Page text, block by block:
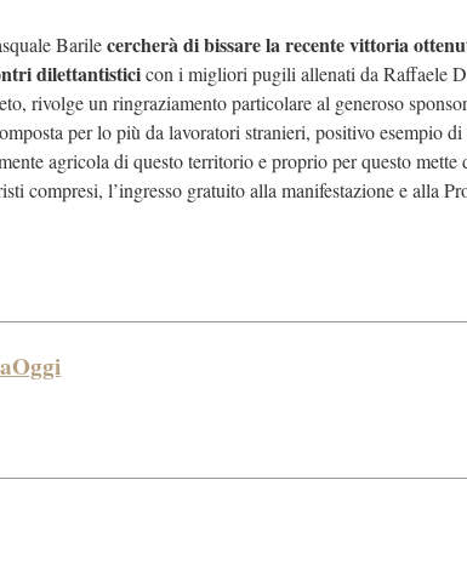
Barilecercherà di bissare la recente vittoria
dilettantisticicon i migliori pugili allenati da Raffaele
rivolge un ringraziamento particolare al generoso
per lo più da lavoratori stranieri, positivo esempio
agricola di questo territorio e proprio per questo
compresi, l’ingresso gratuito alla manifestazione e alla